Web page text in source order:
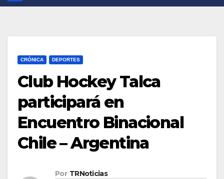
CRÓNICA DEPORTES
Club Hockey Talca
participará en
Encuentro Binacional
Chile – Argentina
Por TRNoticias